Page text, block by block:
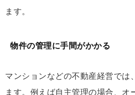
ます。
物件の管理に手間がかかる
マンションなどの不動産経営では
ます。例えば自主管理の場合、オ